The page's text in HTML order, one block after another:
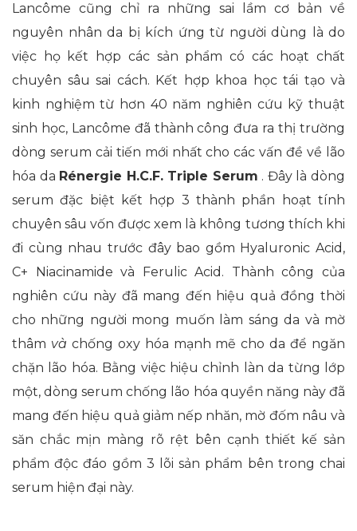
Lancôme cũng chỉ ra những sai lầm cơ bản về
nguyên nhân da bị kích ứng từ người dùng là do
việc họ kết hợp các sản phẩm có các hoạt chất
chuyên sâu sai cách. Kết hợp khoa học tái tạo và
kinh nghiệm từ hơn 40 năm nghiên cứu kỹ thuật
sinh học, Lancôme đã thành công đưa ra thị trường
dòng serum cải tiến mới nhất cho các vấn đề về lão
hóa da Rénergie H.C.F. Triple Serum . Đây là dòng
serum đặc biệt kết hợp 3 thành phần hoạt tính
chuyên sâu vốn được xem là không tương thích khi
đi cùng nhau trước đây bao gồm Hyaluronic Acid,
C+ Niacinamide và Ferulic Acid. Thành công của
nghiên cứu này đã mang đến hiệu quả đồng thời
cho những người mong muốn làm sáng da và mờ
thâm và chống oxy hóa mạnh mẽ cho da để ngăn
chặn lão hóa. Bằng việc hiệu chỉnh làn da từng lớp
một, dòng serum chống lão hóa quyền năng này đã
mang đến hiệu quả giảm nếp nhăn, mờ đốm nâu và
săn chắc mịn màng rõ rệt bên cạnh thiết kế sản
phẩm độc đáo gồm 3 lõi sản phẩm bên trong chai
serum hiện đại này.